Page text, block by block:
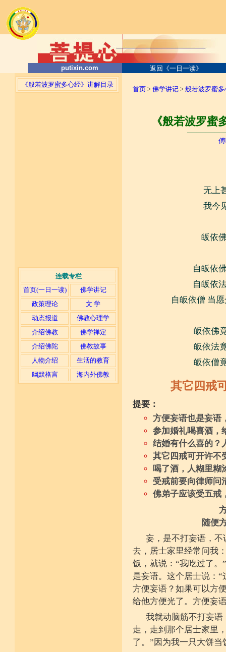
putixin.com 返回《一日一读》
《般若波罗蜜多心经》讲解目录
连载专栏
首页(一日一读)
佛学讲记
政策理论
文 学
动态报道
佛教心理学
介绍佛教
佛学禅定
介绍佛陀
佛教故事
人物介绍
生活的教育
幽默格言
海内外佛教
首页 > 佛学讲记 > 般若波罗蜜多
《般若波罗蜜
无上
我今
皈依
自皈依
自皈依
自皈依僧 当
皈依佛
皈依法
皈依僧
其它四戒
提要：
方便妄语也是妄语
参加婚礼喝喜酒，
结婚有什么喜的？
其它四戒可开许不
喝了酒，人糊里糊
受戒前要向律师问
佛弟子应该受五戒
随便
妄，是不打妄语，
去，居士家里经常问我
饭，就说：“我吃过了
是妄语。这个居士说：
方便妄语？如果可以方
给他方便光了。方便妄
我就动脑筋不打妄
走，走到那个居士家里
了。”因为我一只大饼